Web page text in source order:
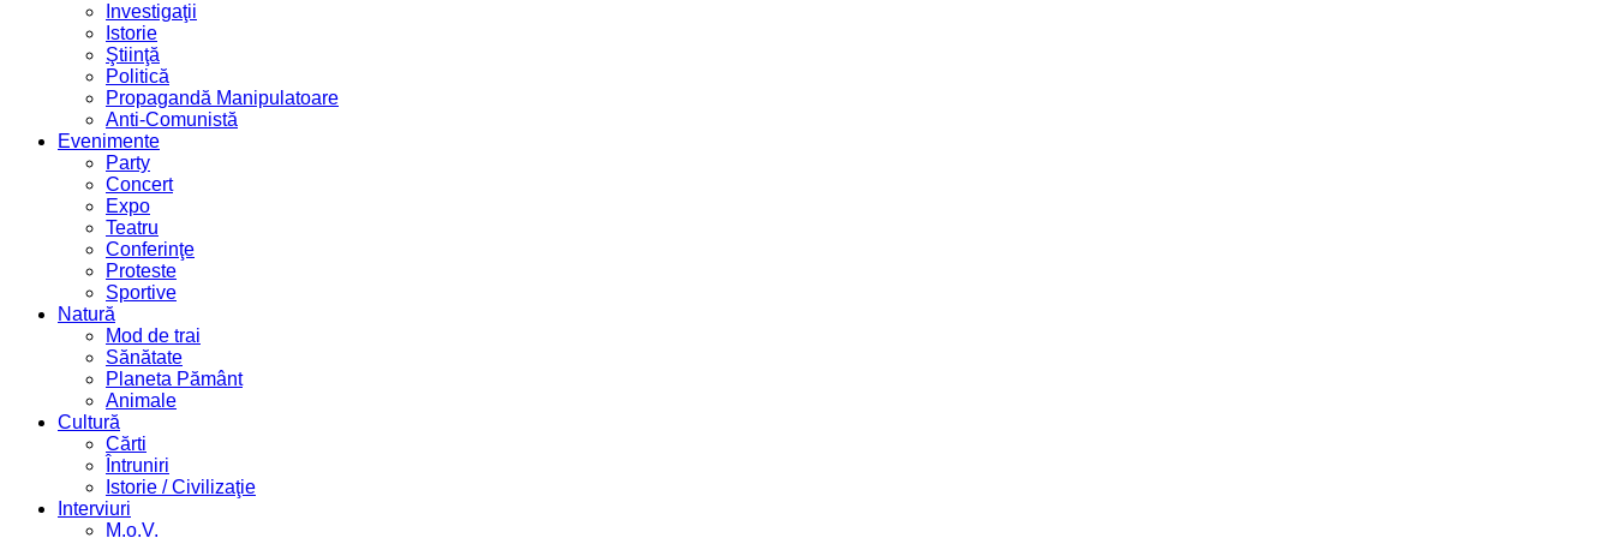
Investigaţii
Istorie
Ştiinţă
Politică
Propagandă Manipulatoare
Anti-Comunistă
Evenimente
Party
Concert
Expo
Teatru
Conferinţe
Proteste
Sportive
Natură
Mod de trai
Sănătate
Planeta Pământ
Animale
Cultură
Cărti
Întruniri
Istorie / Civilizaţie
Interviuri
M.o.V.